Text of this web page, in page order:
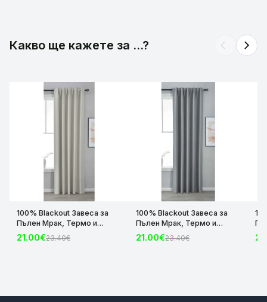
Какво ще кажете за ...? arrow_back_ios arrow_forward_ios
100% Blackout Завеса за
Пълен Мрак, Термо и
Шумоизолираща с коланче
цвят Крем, 175х140 и
21.00€23.40€
100% Blackout Завеса за
Пълен Мрак, Термо и
Шумоизолираща с коланче
цвят Сив, 175х140 и
21.00€23.40€